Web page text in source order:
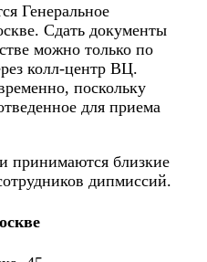
Генеральное
Сдать документы
можно только по
колл-центр ВЦ.
поскольку
для приема
принимаются близкие
дипмиссий.